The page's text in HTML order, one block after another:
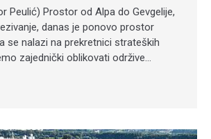
Peulić) Prostor od Alpa do Gevgelije,
danas je ponovo prostor
se nalazi na prekretnici strateških
zajednički oblikovati održive…